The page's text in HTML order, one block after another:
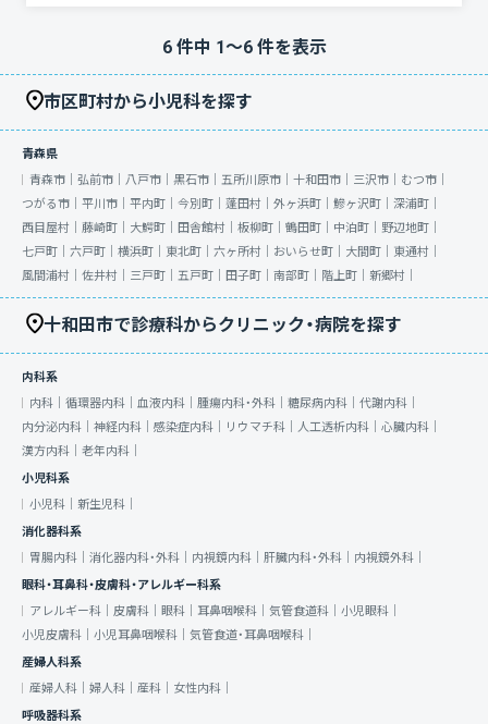
6件中 1〜6件を表示
市区町村から小児科を探す
青森県
青森市｜ 弘前市｜ 八戸市｜ 黒石市｜ 五所川原市｜ 十和田市｜ 三沢市｜ むつ市｜
つがる市｜ 平川市｜ 平内町｜ 今別町｜ 蓬田村｜ 外ヶ浜町｜ 鰺ヶ沢町｜ 深浦町｜
西目屋村｜ 藤崎町｜ 大鰐町｜ 田舎館村｜ 板柳町｜ 鶴田町｜ 中泊町｜ 野辺地町｜
七戸町｜ 六戸町｜ 横浜町｜ 東北町｜ 六ヶ所村｜ おいらせ町｜ 大間町｜ 東通村｜
風間浦村｜ 佐井村｜ 三戸町｜ 五戸町｜ 田子町｜ 南部町｜ 階上町｜ 新郷村｜
十和田市で診療科からクリニック・病院を探す
内科系
内科｜ 循環器内科｜ 血液内科｜ 腫瘍内科・外科｜ 糖尿病内科｜ 代謝内科｜
内分泌内科｜ 神経内科｜ 感染症内科｜ リウマチ科｜ 人工透析内科｜ 心臓内科｜
漢方内科｜ 老年内科｜
小児科系
小児科｜ 新生児科｜
消化器科系
胃腸内科｜ 消化器内科・外科｜ 内視鏡内科｜ 肝臓内科・外科｜ 内視鏡外科｜
眼科・耳鼻科・皮膚科・アレルギー科系
アレルギー科｜ 皮膚科｜ 眼科｜ 耳鼻咽喉科｜ 気管食道科｜ 小児眼科｜
小児皮膚科｜ 小児耳鼻咽喉科｜ 気管食道・耳鼻咽喉科｜
産婦人科系
産婦人科｜ 婦人科｜ 産科｜ 女性内科｜
呼吸器科系